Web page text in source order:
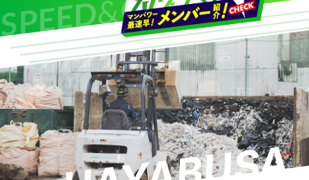
よくあるご質問
会社案内
許可証ダウンロード
0564-54-2123
営業時間 8:00-17:00
SPEED&